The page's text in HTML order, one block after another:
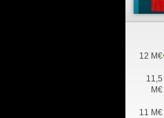
11 M€
11,5
M€
12 M€